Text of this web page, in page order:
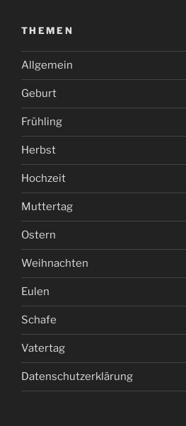
THEMEN
Allgemein
Geburt
Frühling
Herbst
Hochzeit
Muttertag
Ostern
Weihnachten
Eulen
Schafe
Vatertag
Datenschutzerklärung